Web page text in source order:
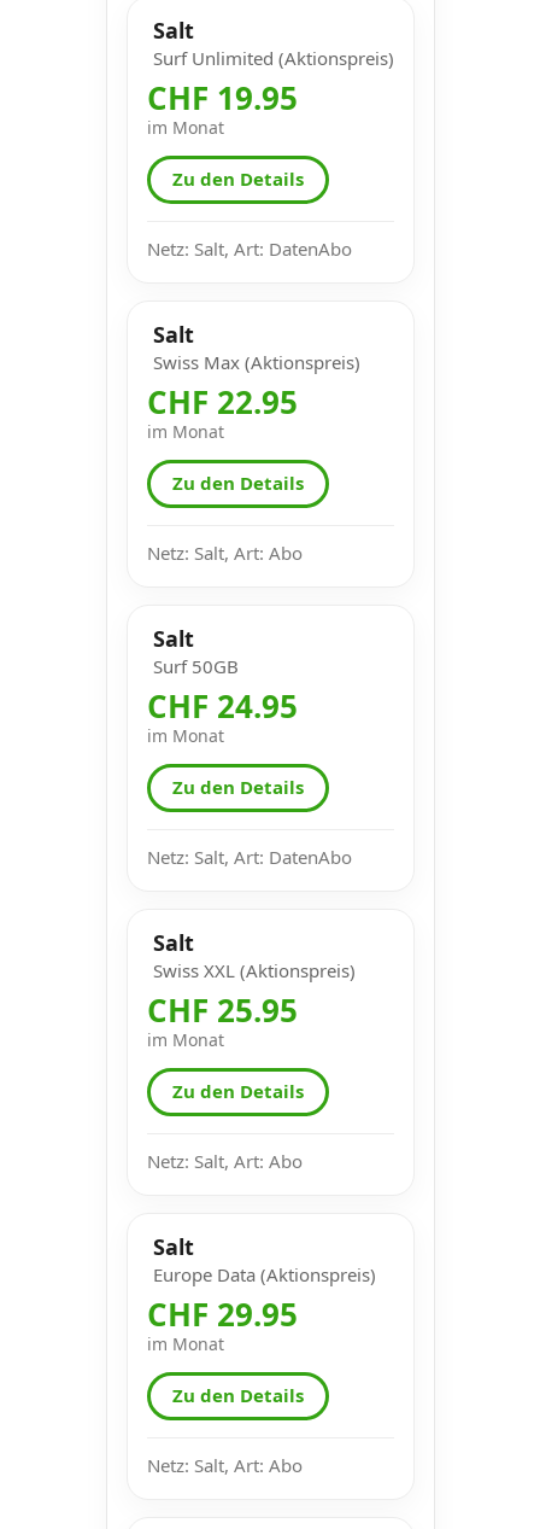
Salt
Surf Unlimited (Aktionspreis)
CHF 19.95
im Monat
Zu den Details
Netz: Salt, Art: DatenAbo
Salt
Swiss Max (Aktionspreis)
CHF 22.95
im Monat
Zu den Details
Netz: Salt, Art: Abo
Salt
Surf 50GB
CHF 24.95
im Monat
Zu den Details
Netz: Salt, Art: DatenAbo
Salt
Swiss XXL (Aktionspreis)
CHF 25.95
im Monat
Zu den Details
Netz: Salt, Art: Abo
Salt
Europe Data (Aktionspreis)
CHF 29.95
im Monat
Zu den Details
Netz: Salt, Art: Abo